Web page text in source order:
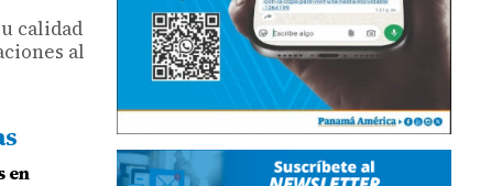
calidad
al
en